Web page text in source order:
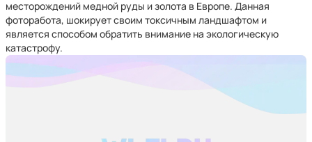
месторождений медной руды и золота в Европе. Данная
фоторабота, шокирует своим токсичным ландшафтом и
является способом обратить внимание на экологическую
катастрофу.